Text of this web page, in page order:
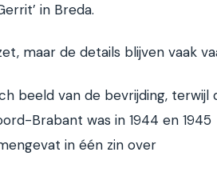
in Breda.
maar de details blijven vaak
beeld van de bevrijding, terwijl
Brabant was in 1944 en 1945
in één zin over